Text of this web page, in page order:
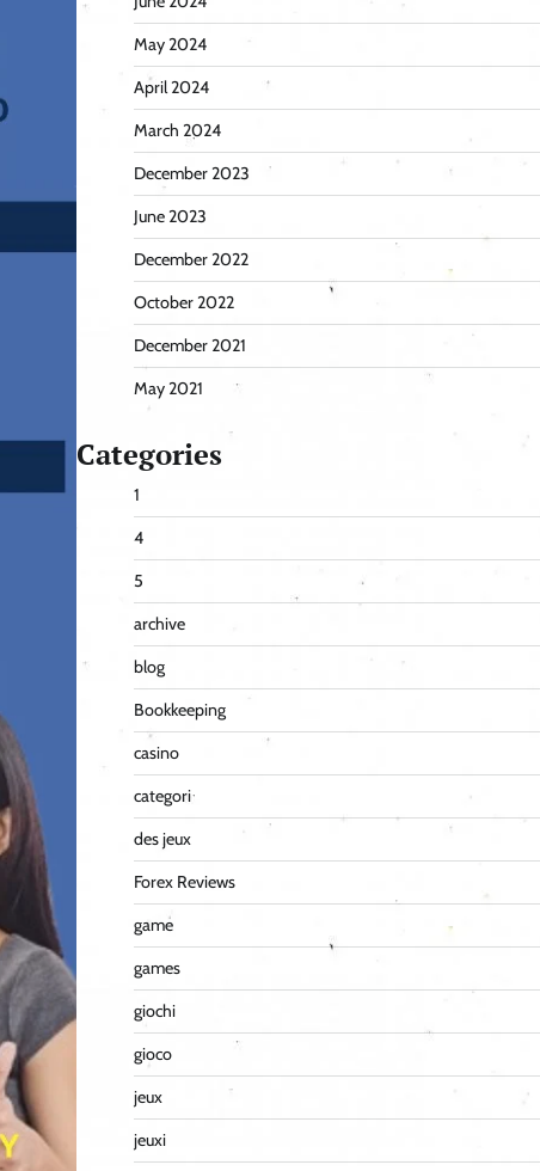
May 2024
April 2024
March 2024
December 2023
June 2023
December 2022
October 2022
December 2021
May 2021
Categories
1
4
5
archive
blog
Bookkeeping
casino
categori
des jeux
Forex Reviews
game
games
giochi
gioco
jeux
jeuxi